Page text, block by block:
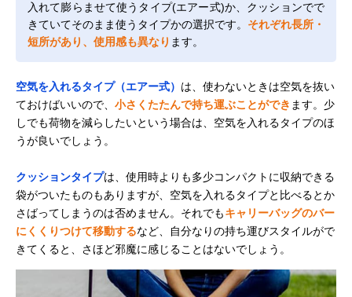
入れて膨らませて使うタイプ(エアー式)か、クッションでで
きていてそのまま使うタイプかの選択です。 それぞれ長所・
短所があり、使用感も異なり ます。
空気を入れるタイプ（エアー式） は、使わないときは空気を抜い
ておけばいいので、 小さくたたんで持ち運ぶことができ ます。少
しでも荷物を減らしたいという場合は、空気を入れるタイプのほ
うが良いでしょう。
クッションタイプは、使用時よりも多少コンパクトに収納できる
袋がついたものもありますが、空気を入れるタイプと比べるとか
さばってしまうのは否めません。それでもキャリーバッグのバー
にくくりつけて移動するなど、自分なりの持ち運びスタイルがで
きてくると、さほど邪魔に感じることはないでしょう。